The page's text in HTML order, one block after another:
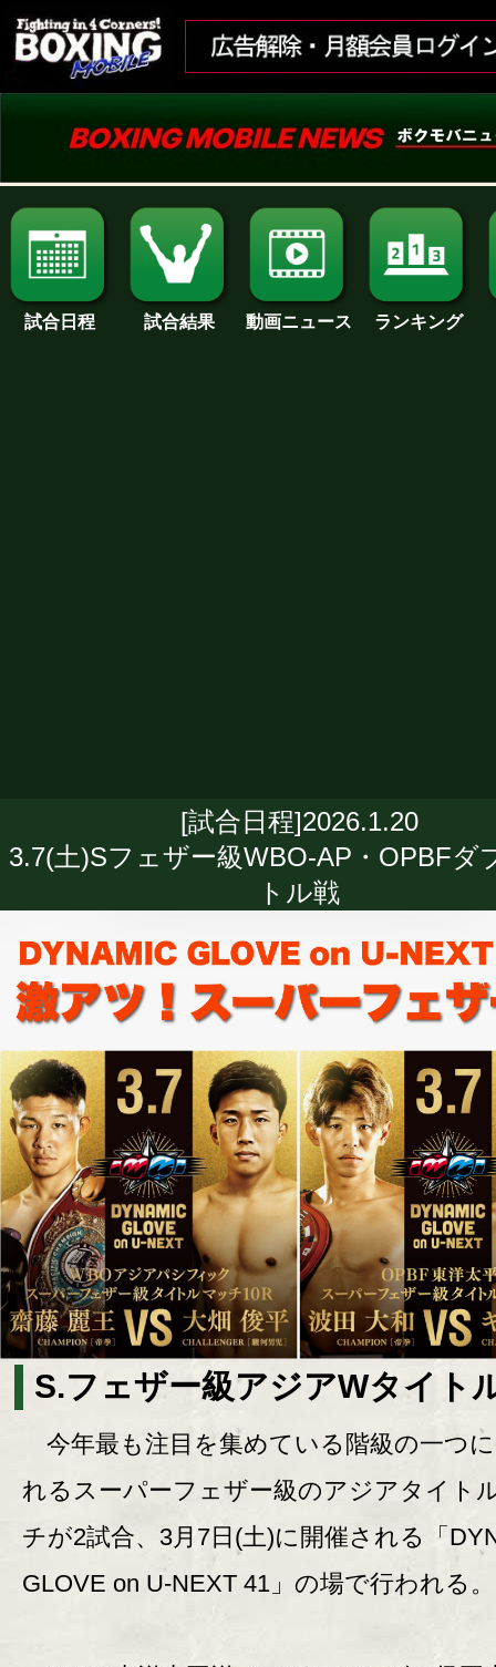
試合日程 試合結果 動画ニュース ランキング
[試合日程]2026.1.20
3.7(土)Sフェザー級WBO-AP・OPBFダ
トル戦
S.フェザー級アジアWタイト
今年最も注目を集めている階級の一つ
れるスーパーフェザー級のアジアタイト
チが2試合、3月7日(土)に開催される「
GLOVE on U-NEXT 41」の場で行われる。